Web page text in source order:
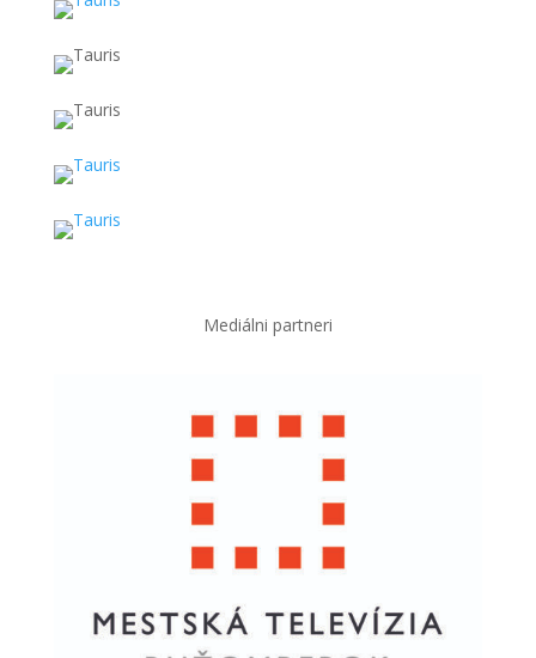
Mediálni partneri